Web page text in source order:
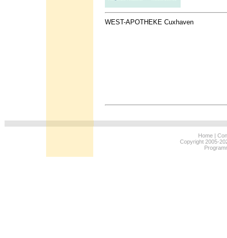
WEST-APOTHEKE Cuxhaven
Home |
Copyright 2005-